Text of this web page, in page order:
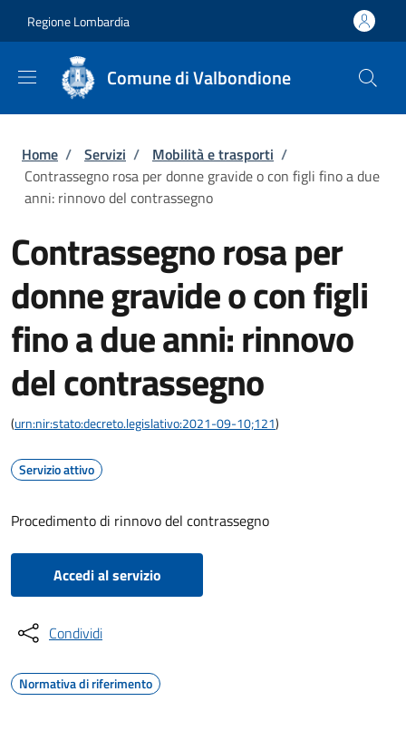
Regione Lombardia
Comune di Valbondione
Briciole di pane
Home / Servizi / Mobilità e trasporti /
Contrassegno rosa per donne gravide o con figli fino a due
anni: rinnovo del contrassegno
Contrassegno rosa per
donne gravide o con figli
fino a due anni: rinnovo
del contrassegno
(urn:nir:stato:decreto.legislativo:2021-09-10;121)
Servizio attivo
Procedimento di rinnovo del contrassegno
Accedi al servizio
Condividi
Normativa di riferimento